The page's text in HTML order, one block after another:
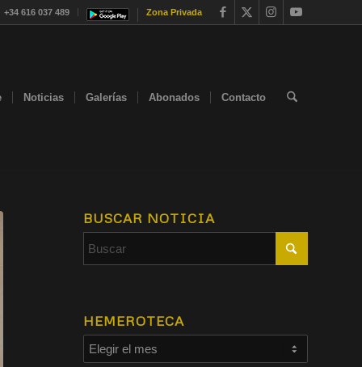
+34 616 037 489 Zona Privada
Noticias Galerías Abonados Contacto
BUSCAR NOTICIA
HEMEROTECA